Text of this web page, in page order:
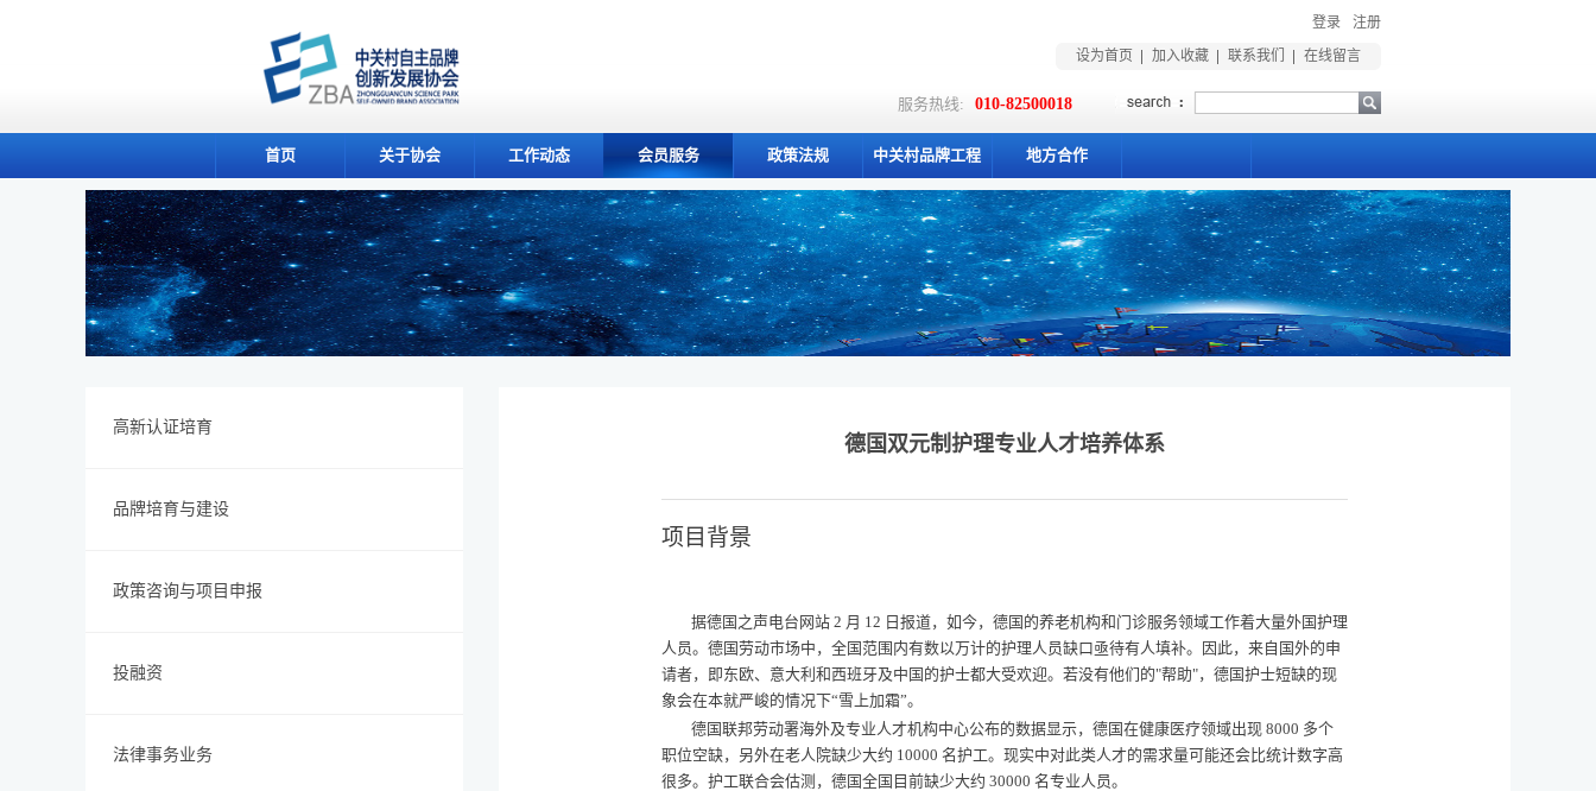
设为首页 加入收藏 联系我们 在线留言
服务热线: 010-82500018
登录 注册
首页 关于协会 工作动态 会员服务 政策法规 中关村品牌工程 地方合作
高新认证培育
品牌培育与建设
政策咨询与项目申报
投融资
法律事务业务
德国双元制护理专业人才培养体系
项目背景
据德国之声电台网站 2 月 12 日报道，如今，德国的养老机构和门诊服务领域工作着大量外国护理
人员。德国劳动市场中，全国范围内有数以万计的护理人员缺口亟待有人填补。因此，来自国外的申
请者，即东欧、意大利和西班牙及中国的护士都大受欢迎。若没有他们的"帮助"，德国护士短缺的现
象会在本就严峻的情况下“雪上加霜”。
德国联邦劳动署海外及专业人才机构中心公布的数据显示，德国在健康医疗领域出现 8000 多个
职位空缺，另外在老人院缺少大约 10000 名护工。现实中对此类人才的需求量可能还会比统计数字高
很多。护工联合会估测，德国全国目前缺少大约 30000 名专业人员。